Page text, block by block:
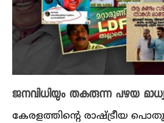
ജനവിധിയും തകരുന്ന പഴയ
കേരളത്തിന്റെ രാഷ്ട്രീയ